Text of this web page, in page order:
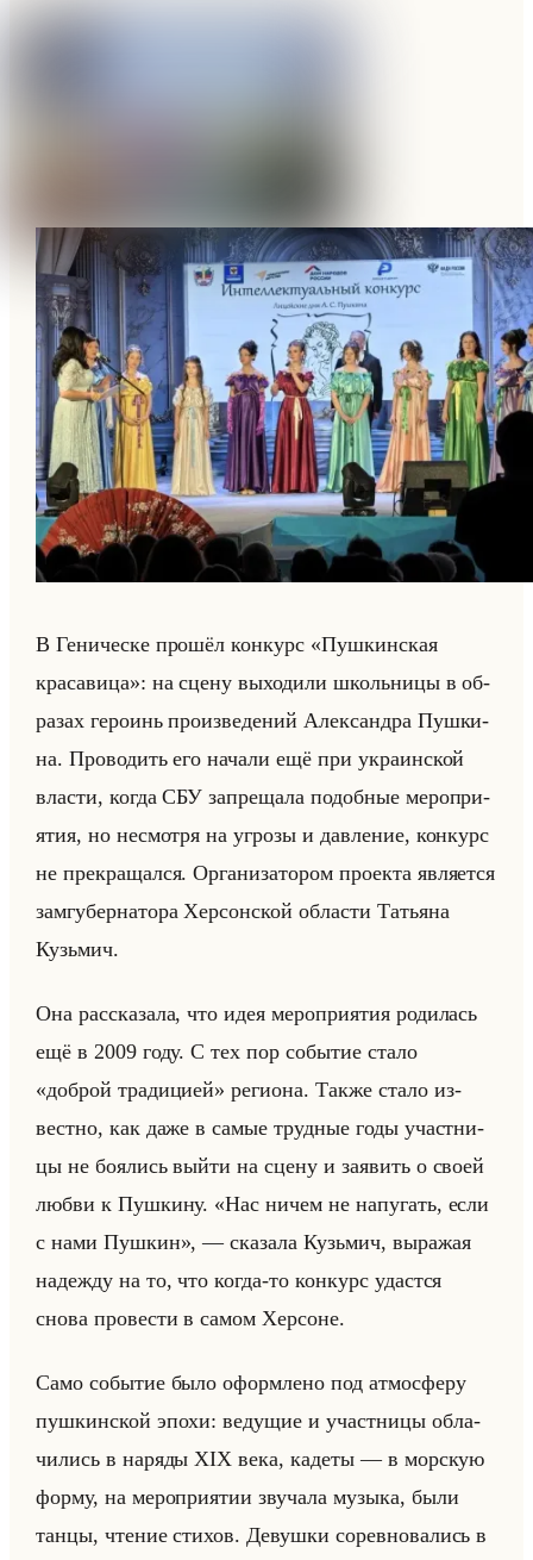
В Ге­ни­чес­ке про­шёл кон­курс «Пушкинская
красавица»: на сцену вы­хо­ди­ли школьни­цы в об­
ра­зах ге­ро­инь про­из­ве­де­ний Алек­сандра Пуш­ки­
на. Про­во­дить его на­ча­ли ещё при укра­ин­ской
вла­сти, когда СБУ за­пре­ща­ла по­доб­ные ме­ро­при­
ятия, но несмот­ря на угро­зы и дав­ле­ние, кон­курс
не пре­кра­щал­ся. Ор­га­ни­за­то­ром про­ек­та яв­ля­ет­ся
зам­гу­бер­на­то­ра Хер­сон­ской об­ла­сти Та­тья­на
Кузьмич.
Она рас­ска­за­ла, что идея ме­ро­при­ятия ро­ди­лась
ещё в 2009 году. С тех пор со­бы­тие стало
«доброй традицией» ре­ги­она. Также стало из­
вест­но, как даже в самые труд­ные годы участ­ни­
цы не бо­ялись выйти на сцену и за­явить о своей
любви к Пуш­ки­ну. «Нас ничем не напугать, если
с нами Пушкин», — ска­за­ла Кузьмич, вы­ра­жая
на­деж­ду на то, что когда-то кон­курс удаст­ся
снова про­ве­сти в самом Хер­соне.
Само со­бы­тие было оформ­ле­но под ат­мо­сфе­ру
пуш­кин­ской эпохи: ве­ду­щие и участ­ни­цы об­ла­
чи­лись в на­ря­ды XIX века, ка­де­ты — в мор­скую
форму, на ме­ро­при­ятии зву­ча­ла му­зы­ка, были
танцы, чте­ние сти­хов. Де­вуш­ки со­рев­но­ва­лись в